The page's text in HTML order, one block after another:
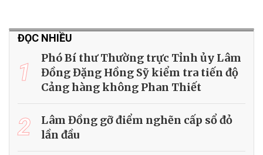
ĐỌC NHIỀU
1
Phó Bí thư Thường trực Tỉnh ủy Lâm
Đồng Đặng Hồng Sỹ kiểm tra tiến độ
Cảng hàng không Phan Thiết
2
Lâm Đồng gỡ điểm nghẽn cấp sổ đỏ
lần đầu